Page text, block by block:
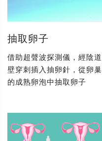
抽取卵子
借助超聲波探測儀，經陰道
壁穿刺插入抽卵針，從卵巢
的成熟卵泡中抽取卵子